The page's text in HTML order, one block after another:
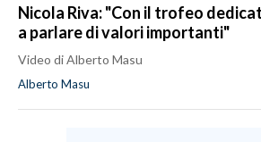
Nicola Riva: "Con il trofeo
a parlare di valori importanti"
Video di Alberto Masu
Alberto Masu